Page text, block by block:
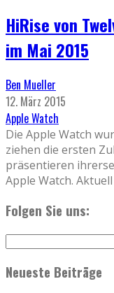
HiRise von
im Mai 2015
Ben Mueller
12. März 2015
Apple Watch
Die Apple Watch
ziehen die ersten
präsentieren
Apple Watch.
Folgen Sie uns:
Neueste Beiträge